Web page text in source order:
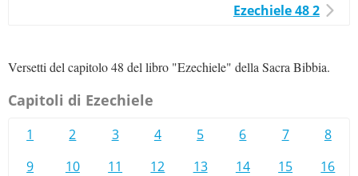
Ezechiele 48 2
Versetti del capitolo 48 del libro "Ezechiele" della Sacra Bibbia.
Capitoli di Ezechiele
1 2 3 4 5 6 7
8
9
10 11 12 13 14 15
16